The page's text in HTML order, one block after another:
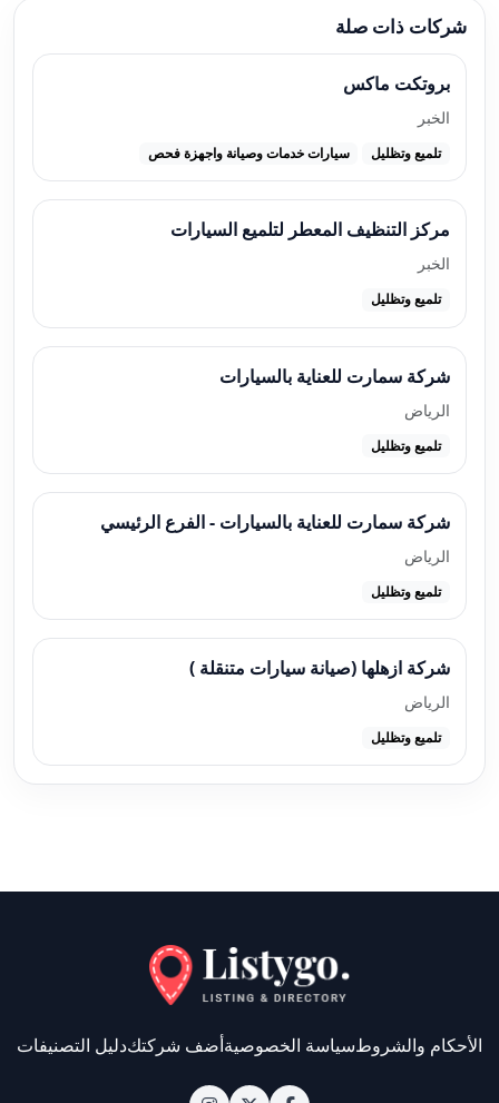
شركات ذات صلة
بروتكت ماكس
الخبر
تلميع وتظليل سيارات خدمات وصيانة واجهزة فحص
مركز التنظيف المعطر لتلميع السيارات
الخبر
تلميع وتظليل
شركة سمارت للعناية بالسيارات
الرياض
تلميع وتظليل
شركة سمارت للعناية بالسيارات - الفرع الرئيسي
الرياض
تلميع وتظليل
شركة ازهلها (صيانة سيارات متنقلة )
الرياض
تلميع وتظليل
الأحكام والشروطسياسة الخصوصيةأضف شركتكدليل التصنيفات